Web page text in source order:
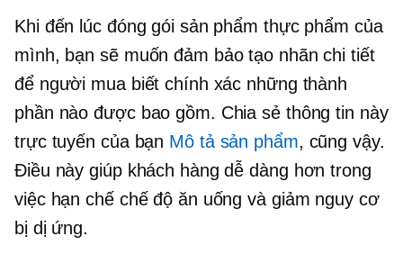
Khi đến lúc đóng gói sản phẩm thực phẩm của
mình, bạn sẽ muốn đảm bảo tạo nhãn chi tiết
để người mua biết chính xác những thành
phần nào được bao gồm. Chia sẻ thông tin này
trực tuyến của bạn Mô tả sản phẩm, cũng vậy.
Điều này giúp khách hàng dễ dàng hơn trong
việc hạn chế chế độ ăn uống và giảm nguy cơ
bị dị ứng.